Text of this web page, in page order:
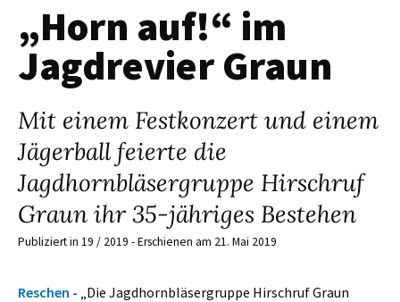
„Horn auf!“ im
Jagdrevier Graun
Mit einem Festkonzert und einem
Jägerball feierte die
Jagdhornbläsergruppe Hirschruf
Graun ihr 35-jähriges Bestehen
Publiziert in 19 / 2019 - Erschienen am 21. Mai 2019
Reschen - „Die Jagdhornbläsergruppe Hirschruf Graun